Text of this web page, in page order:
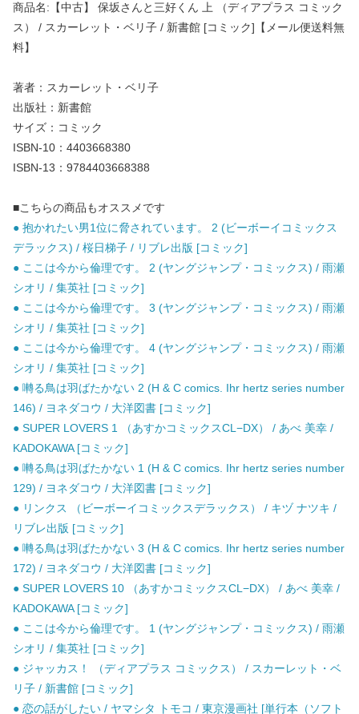
商品名:【中古】 保坂さんと三好くん 上 （ディアプラス コミック
ス） / スカーレット・ベリ子 / 新書館 [コミック]【メール便送料無
料】
著者：スカーレット・ベリ子
出版社：新書館
サイズ：コミック
ISBN-10：4403668380
ISBN-13：9784403668388
■こちらの商品もオススメです
● 抱かれたい男1位に脅されています。 2 (ビーボーイコミックス
デラックス) / 桜日梯子 / リブレ出版 [コミック]
● ここは今から倫理です。 2 (ヤングジャンプ・コミックス) / 雨瀬
シオリ / 集英社 [コミック]
● ここは今から倫理です。 3 (ヤングジャンプ・コミックス) / 雨瀬
シオリ / 集英社 [コミック]
● ここは今から倫理です。 4 (ヤングジャンプ・コミックス) / 雨瀬
シオリ / 集英社 [コミック]
● 囀る鳥は羽ばたかない 2 (H & C comics. Ihr hertz series number
146) / ヨネダコウ / 大洋図書 [コミック]
● SUPER LOVERS 1 （あすかコミックスCL−DX） / あべ 美幸 /
KADOKAWA [コミック]
● 囀る鳥は羽ばたかない 1 (H & C comics. Ihr hertz series number
129) / ヨネダコウ / 大洋図書 [コミック]
● リンクス （ビーボーイコミックスデラックス） / キヅ ナツキ /
リブレ出版 [コミック]
● 囀る鳥は羽ばたかない 3 (H & C comics. Ihr hertz series number
172) / ヨネダコウ / 大洋図書 [コミック]
● SUPER LOVERS 10 （あすかコミックスCL−DX） / あべ 美幸 /
KADOKAWA [コミック]
● ここは今から倫理です。 1 (ヤングジャンプ・コミックス) / 雨瀬
シオリ / 集英社 [コミック]
● ジャッカス！ （ディアプラス コミックス） / スカーレット・ベ
リ子 / 新書館 [コミック]
● 恋の話がしたい / ヤマシタ トモコ / 東京漫画社 [単行本（ソフト